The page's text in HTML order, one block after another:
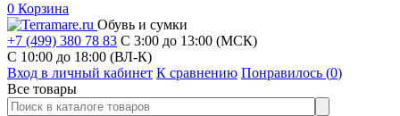
0 Корзина
Обувь и сумки
+7 (499) 380 78 83 С 3:00 до 13:00 (МСК)
C 10:00 до 18:00 (ВЛ-К)
Вход в личный кабинет К сравнению Понравилось (0)
Все товары